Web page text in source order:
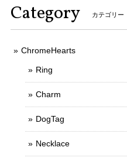
Category カテゴリー
ChromeHearts
Ring
Charm
DogTag
Necklace